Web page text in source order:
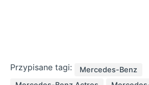
Przypisane tagi:
Mercedes-Benz